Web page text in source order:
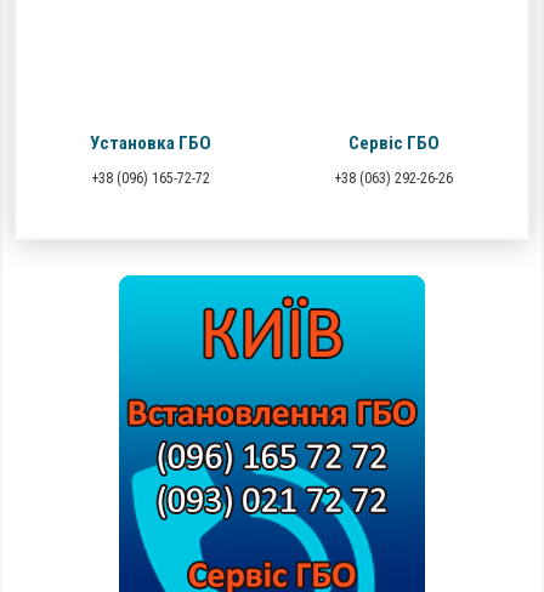
Установка ГБО
+38 (096) 165-72-72
Сервіс ГБО
+38 (063) 292-26-26